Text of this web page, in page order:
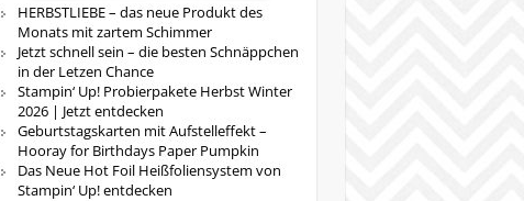
HERBSTLIEBE – das neue Produkt des
Monats mit zartem Schimmer
Jetzt schnell sein – die besten Schnäppchen
in der Letzen Chance
Stampin‘ Up! Probierpakete Herbst Winter
2026 | Jetzt entdecken
Geburtstagskarten mit Aufstelleffekt –
Hooray for Birthdays Paper Pumpkin
Das Neue Hot Foil Heißfoliensystem von
Stampin‘ Up! entdecken